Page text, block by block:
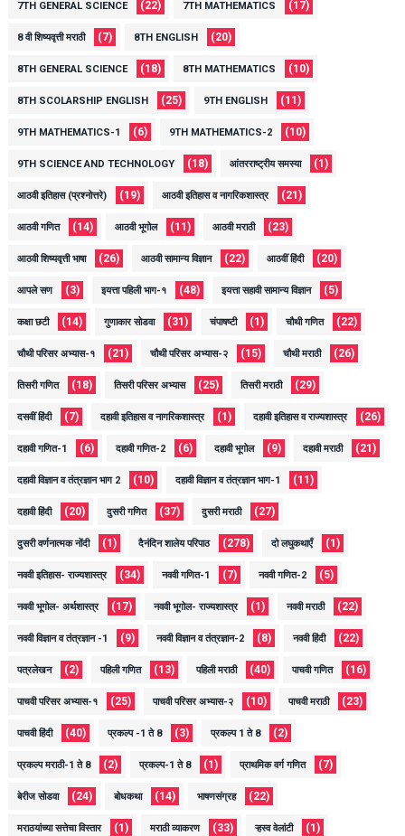
7TH GENERAL SCIENCE (22) 7TH MATHEMATICS (17)
8 वी शिष्यवृत्ती मराठी (7) 8TH ENGLISH (20)
8TH GENERAL SCIENCE (18) 8TH MATHEMATICS (10)
8TH SCOLARSHIP ENGLISH (25) 9TH ENGLISH (11)
9TH MATHEMATICS-1 (6) 9TH MATHEMATICS-2 (10)
9TH SCIENCE AND TECHNOLOGY (18) आंतरराष्ट्रीय समस्या (1)
आठवी इतिहास (प्रश्नोत्तरे) (19) आठवी इतिहास व नागरिकशास्त्र (21)
आठवी गणित (14) आठवी भूगोल (11) आठवी मराठी (23)
आठवी शिष्यवृत्ती भाषा (26) आठवी सामान्य विज्ञान (22) आठवीं हिंदी (20)
आपले सण (3) इयत्ता पहिली भाग-१ (48) इयत्ता सहावी सामान्य विज्ञान (5)
कक्षा छटी (14) गुणाकार सोडवा (31) चंपाषष्टी (1) चौथी गणित (22)
चौथी परिसर अभ्यास-१ (21) चौथी परिसर अभ्यास-२ (15) चौथी मराठी (26)
तिसरी गणित (18) तिसरी परिसर अभ्यास (25) तिसरी मराठी (29)
दसवीं हिंदी (7) दहावी इतिहास व नागरिकशास्त्र (1) दहावी इतिहास व राज्यशास्त्र (26)
दहावी गणित-1 (6) दहावी गणित-2 (6) दहावी भूगोल (9) दहावी मराठी (21)
दहावी विज्ञान व तंत्रज्ञान भाग 2 (10) दहावी विज्ञान व तंत्रज्ञान भाग-1 (11)
दहावी हिंदी (20) दुसरी गणित (37) दुसरी मराठी (27)
दुसरी वर्णनात्मक नोंदी (1) दैनंदिन शालेय परिपाठ (278) दो लघुकथाएँ (1)
नववी इतिहास- राज्यशास्त्र (34) नववी गणित-1 (7) नववी गणित-2 (5)
नववी भूगोल- अर्थशास्त्र (17) नववी भूगोल- राज्यशास्त्र (1) नववी मराठी (22)
नववी विज्ञान व तंत्रज्ञान -1 (9) नववी विज्ञान व तंत्रज्ञान-2 (8) नववी हिंदी (22)
पत्रलेखन (2) पहिली गणित (13) पहिली मराठी (40) पाचवी गणित (16)
पाचवी परिसर अभ्यास-१ (25) पाचवी परिसर अभ्यास-२ (10) पाचवी मराठी (23)
पाचवी हिंदी (40) प्रकल्प -1 ते 8 (3) प्रकल्प 1 ते 8 (2)
प्रकल्प मराठी-1 ते 8 (2) प्रकल्प-1 ते 8 (1) प्राथमिक वर्ग गणित (7)
बेरीज सोडवा (24) बोधकथा (14) भाषणसंग्रह (22)
मराठयांच्या सत्तेचा विस्तार (1) मराठी व्याकरण (33) ऱ्हस्व वेलांटी (1)